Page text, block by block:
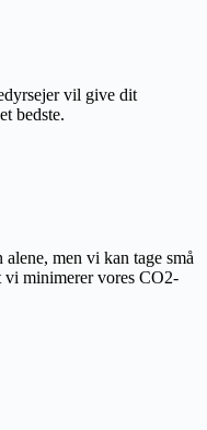
vil give dit
bedste.
men vi kan tage små
minimerer vores CO2-